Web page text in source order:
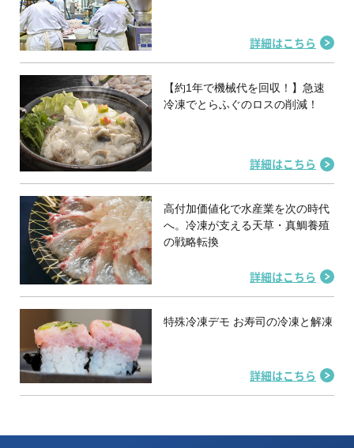
詳細はこちら
【約1年で機械代を回収！】急速
冷凍でとらふぐのロスの削減！
詳細はこちら
高付加価値化で水産業を次の時代
へ。冷凍が支える天草・真鯛養殖
の戦略転換
詳細はこちら
特殊冷凍デモ お寿司の冷凍と解凍
詳細はこちら